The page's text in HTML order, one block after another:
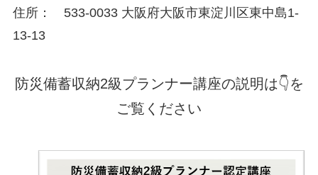
住所： 533-0033 大阪府大阪市東淀川区東中島1-
13-13
防災備蓄収納2級プランナー講座の説明は👇を
ご覧ください